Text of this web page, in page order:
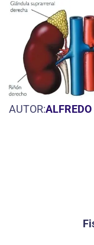
AUTOR: